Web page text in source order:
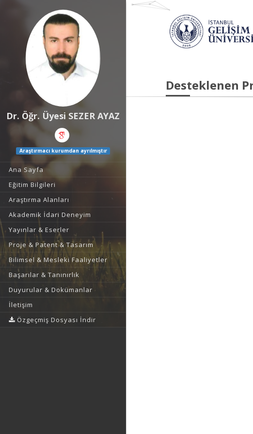
Dr. Öğr. Üyesi SEZER AYAZ
Araştırmacı kurumdan ayrılmıştır
Ana Sayfa
Eğitim Bilgileri
Araştırma Alanları
Akademik İdari Deneyim
Yayınlar & Eserler
Proje & Patent & Tasarım
Bilimsel & Mesleki Faaliyetler
Başarılar & Tanınırlık
Duyurular & Dokümanlar
İletişim
Özgeçmiş Dosyası İndir
Desteklenen